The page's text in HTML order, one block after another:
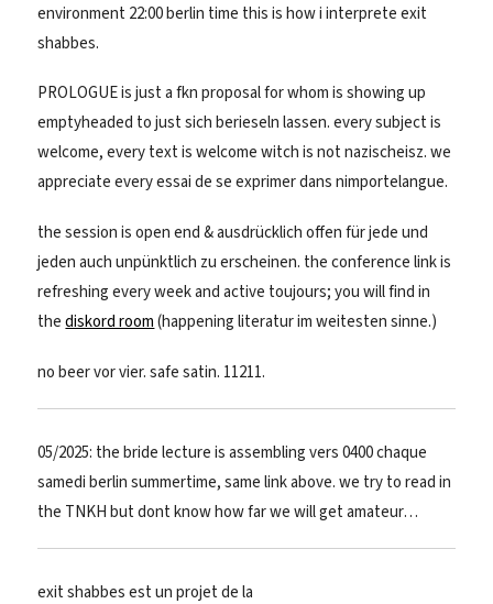
environment 22:00 berlin time this is how i interprete exit
shabbes.
PROLOGUE is just a fkn proposal for whom is showing up
emptyheaded to just sich berieseln lassen. every subject is
welcome, every text is welcome witch is not nazischeisz. we
appreciate every essai de se exprimer dans nimportelangue.
the session is open end & ausdrücklich offen für jede und
jeden auch unpünktlich zu erscheinen. the conference link is
refreshing every week and active toujours; you will find in
thediskord room (happening literatur im weitesten sinne.)
no beer vor vier. safe satin. 11211.
05/2025: the bride lecture is assembling vers 0400 chaque
samedi berlin summertime, same link above. we try to read in
the TNKH but dont know how far we will get amateur…
exit shabbes est un projet de la